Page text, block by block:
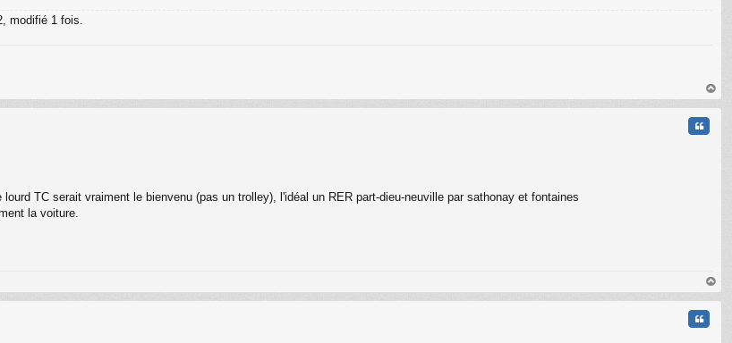
modifié 1 fois.
au
TC serait vraiment le bienvenu (pas un trolley), l'idéal un RER part-dieu-neuville par sathonay et fontaines
la voiture.
au